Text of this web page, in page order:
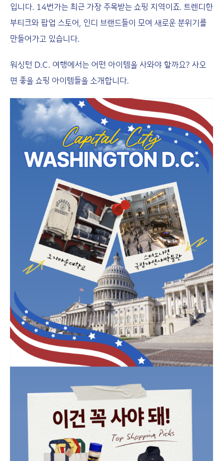
입니다. 14번가는 최근 가장 주목받는 쇼핑 지역이죠. 트렌디한
부티크와 팝업 스토어, 인디 브랜드들이 모여 새로운 분위기를
만들어가고 있습니다.
워싱턴 D.C. 여행에서는 어떤 아이템을 사와야 할까요? 사오
면 좋을 쇼핑 아이템들을 소개합니다.